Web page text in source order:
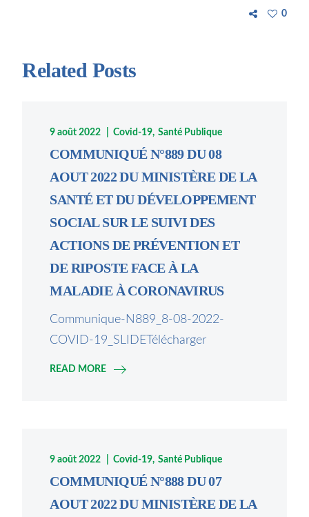
0
Related Posts
9 août 2022 Covid-19 Santé Publique
COMMUNIQUÉ N°889 DU 08
AOUT 2022 DU MINISTÈRE DE LA
SANTÉ ET DU DÉVELOPPEMENT
SOCIAL SUR LE SUIVI DES
ACTIONS DE PRÉVENTION ET
DE RIPOSTE FACE À LA
MALADIE À CORONAVIRUS
Communique-N889_8-08-2022-
COVID-19_SLIDETélécharger
READ MORE
9 août 2022 Covid-19 Santé Publique
COMMUNIQUÉ N°888 DU 07
AOUT 2022 DU MINISTÈRE DE LA